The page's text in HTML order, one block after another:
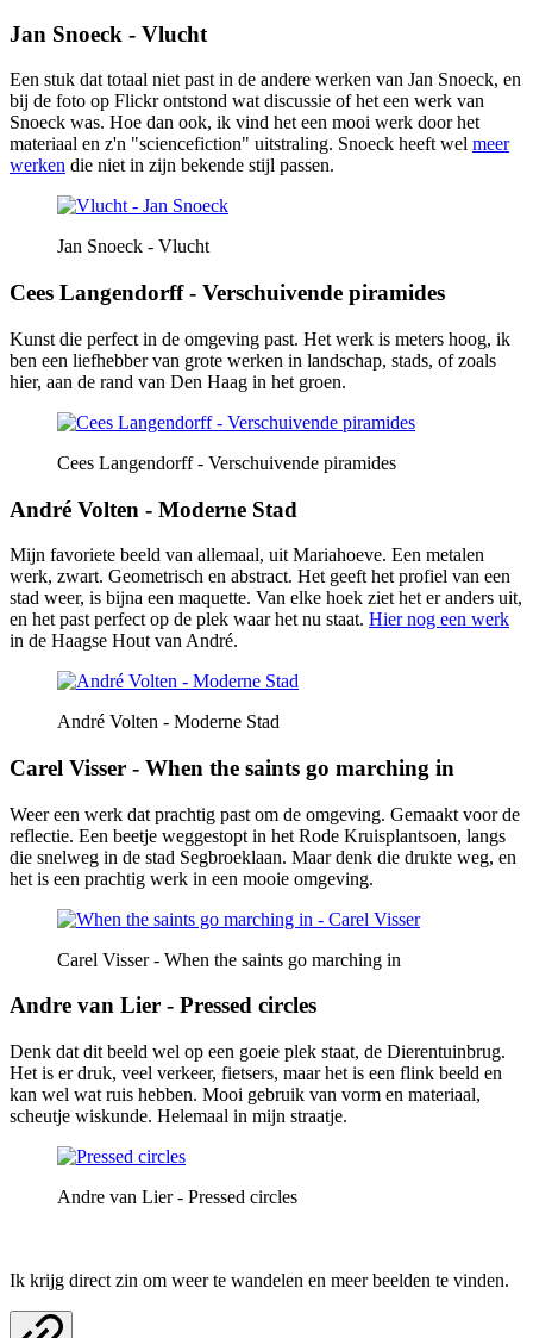
Jan Snoeck - Vlucht
Een stuk dat totaal niet past in de andere werken van Jan Snoeck, en
bij de foto op Flickr ontstond wat discussie of het een werk van
Snoeck was. Hoe dan ook, ik vind het een mooi werk door het
materiaal en z'n "sciencefiction" uitstraling. Snoeck heeft wel meer
werken die niet in zijn bekende stijl passen.
Jan Snoeck - Vlucht
Cees Langendorff - Verschuivende piramides
Kunst die perfect in de omgeving past. Het werk is meters hoog, ik
ben een liefhebber van grote werken in landschap, stads, of zoals
hier, aan de rand van Den Haag in het groen.
Cees Langendorff - Verschuivende piramides
André Volten - Moderne Stad
Mijn favoriete beeld van allemaal, uit Mariahoeve. Een metalen
werk, zwart. Geometrisch en abstract. Het geeft het profiel van een
stad weer, is bijna een maquette. Van elke hoek ziet het er anders uit,
en het past perfect op de plek waar het nu staat. Hier nog een werk
in de Haagse Hout van André.
André Volten - Moderne Stad
Carel Visser - When the saints go marching in
Weer een werk dat prachtig past om de omgeving. Gemaakt voor de
reflectie. Een beetje weggestopt in het Rode Kruisplantsoen, langs
die snelweg in de stad Segbroeklaan. Maar denk die drukte weg, en
het is een prachtig werk in een mooie omgeving.
Carel Visser - When the saints go marching in
Andre van Lier - Pressed circles
Denk dat dit beeld wel op een goeie plek staat, de Dierentuinbrug.
Het is er druk, veel verkeer, fietsers, maar het is een flink beeld en
kan wel wat ruis hebben. Mooi gebruik van vorm en materiaal,
scheutje wiskunde. Helemaal in mijn straatje.
Andre van Lier - Pressed circles
Ik krijg direct zin om weer te wandelen en meer beelden te vinden.